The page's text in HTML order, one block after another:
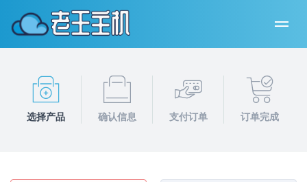
选择产品 确认信息 支付订单 订单完成